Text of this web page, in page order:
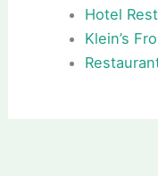
Hotel
Klein’s